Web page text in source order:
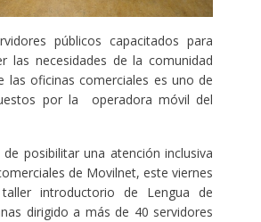
públicos capacitados para
las necesidades de la comunidad
las oficinas comerciales es uno de
por la operadora móvil del
posibilitar una atención inclusiva
de Movilnet, este viernes
introductorio de Lengua de
dirigido a más de 40 servidores